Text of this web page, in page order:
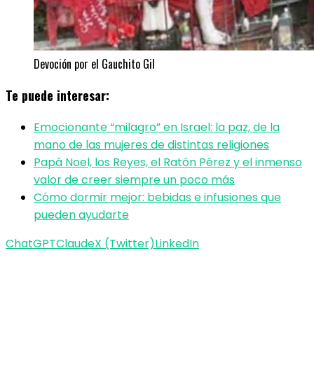
Devoción por el Gauchito Gil
Te puede interesar:
Emocionante “milagro” en Israel: la paz, de la
mano de las mujeres de distintas religiones
Papá Noel, los Reyes, el Ratón Pérez y el inmenso
valor de creer siempre un poco más
Cómo dormir mejor: bebidas e infusiones que
pueden ayudarte
ChatGPTClaudeX (Twitter)LinkedIn